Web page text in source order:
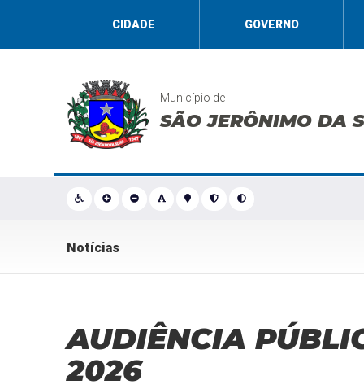
CIDADE GOVERNO
Município de
SÃO JERÔNIMO DA
Notícias
AUDIÊNCIA
2026